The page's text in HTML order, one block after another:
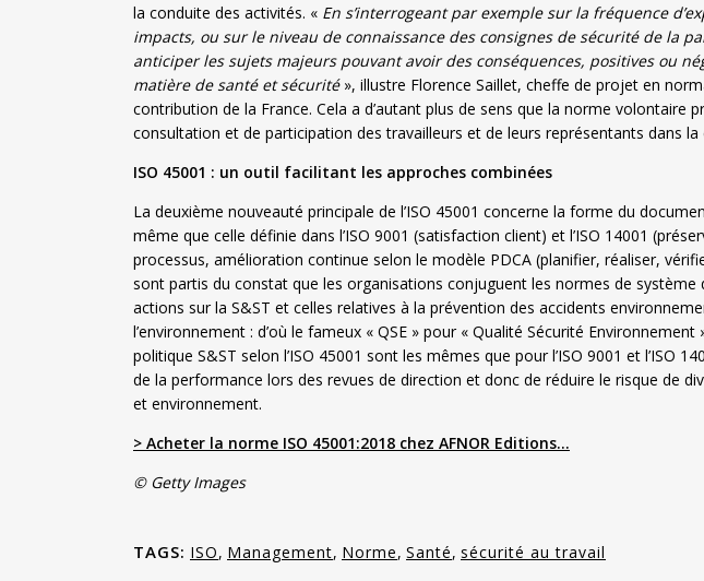
la conduite des activités. « En s’interrogeant par exemple sur la fréquence
impacts, ou sur le niveau de connaissance des consignes de sécurité de la
anticiper les sujets majeurs pouvant avoir des conséquences, positives ou
matière de santé et sécurité », illustre Florence Saillet, cheffe de projet en
contribution de la France. Cela a d’autant plus de sens que la norme volontaire
consultation et de participation des travailleurs et de leurs représentants dans la
ISO 45001 : un outil facilitant les approches combinées
La deuxième nouveauté principale de l’ISO 45001 concerne la forme du
même que celle définie dans l’ISO 9001 (satisfaction client) et l’ISO 14001
processus, amélioration continue selon le modèle PDCA (planifier, réaliser,
sont partis du constat que les organisations conjuguent les normes de
actions sur la S&ST et celles relatives à la prévention des accidents
l’environnement : d’où le fameux « QSE » pour « Qualité Sécurité
politique S&ST selon l’ISO 45001 sont les mêmes que pour l’ISO 9001 et l’ISO
de la performance lors des revues de direction et donc de réduire le risque de
et environnement.
> Acheter la norme ISO 45001:2018 chez AFNOR Editions…
© Getty Images
TAGS: ISO, Management, Norme, Santé, sécurité au travail